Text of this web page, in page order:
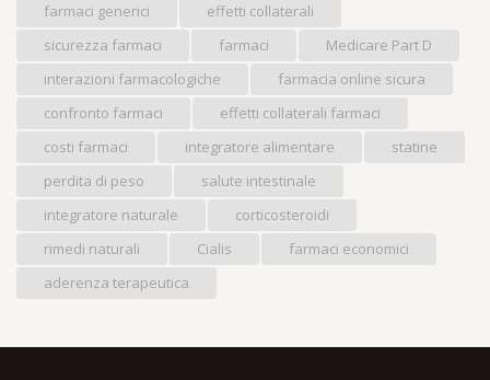
farmaci generici
effetti collaterali
sicurezza farmaci
farmaci
Medicare Part D
interazioni farmacologiche
farmacia online sicura
confronto farmaci
effetti collaterali farmaci
costi farmaci
integratore alimentare
statine
perdita di peso
salute intestinale
integratore naturale
corticosteroidi
rimedi naturali
Cialis
farmaci economici
aderenza terapeutica